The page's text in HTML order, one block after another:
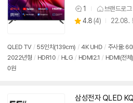
상
품
1 브랜드로그
별
4.8 (상
4) 22.08.
QLED TV / 55인치 (139cm) / 4K UHD / 주사율:
2022년형 / HDR10 / HLG / HDMI2.1 / HDMI(전체
0원
삼성전자 QLED